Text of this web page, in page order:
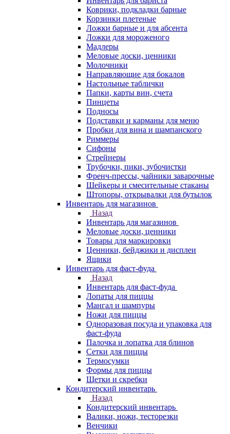
Коврики, подкладки барные
Корзинки плетеные
Ложки барные и для абсента
Ложки для мороженого
Мадлеры
Меловые доски, ценники
Молочники
Направляющие для бокалов
Настольные таблички
Папки, карты вин, счета
Пинцеты
Подносы
Подставки и карманы для меню
Пробки для вина и шампанского
Риммеры
Сифоны
Стрейнеры
Трубочки, пики, зубочистки
Френч-прессы, чайники заварочные
Шейкеры и смесительные стаканы
Штопоры, открывалки для бутылок
Инвентарь для магазинов
Назад
Инвентарь для магазинов
Меловые доски, ценники
Товары для маркировки
Ценники, бейджики и дисплеи
Ящики
Инвентарь для фаст-фуда
Назад
Инвентарь для фаст-фуда
Лопаты для пиццы
Мангал и шампуры
Ножи для пиццы
Одноразовая посуда и упаковка для
фаст-фуда
Палочка и лопатка для блинов
Сетки для пиццы
Термосумки
Формы для пиццы
Щетки и скребки
Кондитерский инвентарь
Назад
Кондитерский инвентарь
Валики, ножи, тесторезки
Венчики